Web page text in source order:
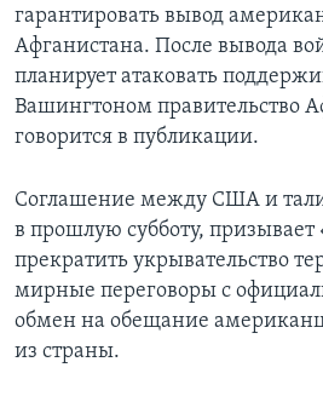
гарантировать вывод
Афганистана. После вывода
планирует атаковать
Вашингтоном правительство
говорится в публикации.
Соглашение между США и
в прошлую субботу, призывает
прекратить укрывательство
мирные переговоры с
обмен на обещание
из страны.